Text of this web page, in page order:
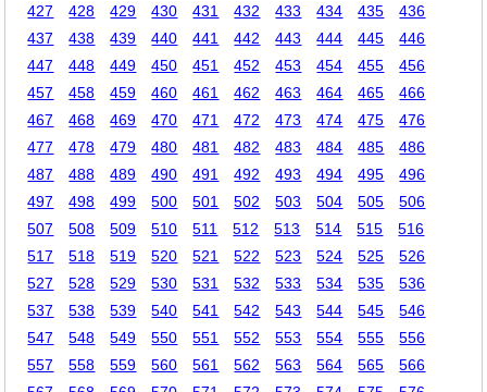
427
428 429 430 431 432 433 434 435
436
437
438 439 440 441 442 443 444 445
446
447
448 449 450 451 452 453 454 455
456
457
458 459 460 461 462 463 464 465
466
467
468 469 470 471 472 473 474 475
476
477
478 479 480 481 482 483 484 485
486
487
488 489 490 491 492 493 494 495
496
497
498 499 500 501 502 503 504 505
506
507
508 509 510 511 512 513 514 515
516
517
518 519 520 521 522 523 524 525
526
527
528 529 530 531 532 533 534 535
536
537
538 539 540 541 542 543 544 545
546
547
548 549 550 551 552 553 554 555
556
557
558 559 560 561 562 563 564 565
566